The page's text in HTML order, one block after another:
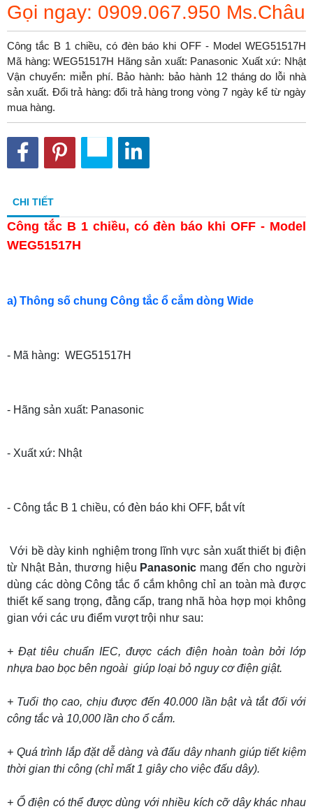
Gọi ngay: 0909.067.950 Ms.Châu
Công tắc B 1 chiều, có đèn báo khi OFF - Model WEG51517H
Mã hàng: WEG51517H Hãng sản xuất: Panasonic Xuất xứ: Nhật
Vận chuyển: miễn phí. Bảo hành: bảo hành 12 tháng do lỗi nhà
sản xuất. Đổi trả hàng: đổi trả hàng trong vòng 7 ngày kể từ ngày
mua hàng.
CHI TIẾT
Công tắc B 1 chiều, có đèn báo khi OFF - Model
WEG51517H
a) Thông số chung Công tắc ổ cắm dòng Wide
- Mã hàng: WEG51517H
- Hãng sản xuất: Panasonic
- Xuất xứ: Nhật
- Công tắc B 1 chiều, có đèn báo khi OFF, bắt vít
Với bề dày kinh nghiệm trong lĩnh vực sản xuất thiết bị điện
từ Nhật Bản, thương hiệu Panasonic mang đến cho người
dùng các dòng Công tắc ổ cắm không chỉ an toàn mà được
thiết kế sang trọng, đằng cấp, trang nhã hòa hợp mọi không
gian với các ưu điểm vượt trội như sau:
+ Đạt tiêu chuẩn IEC, được cách điện hoàn toàn bởi lớp
nhựa bao bọc bên ngoài giúp loại bỏ nguy cơ điện giật.
+ Tuổi thọ cao, chịu được đến 40.000 lần bật và tắt đối với
công tắc và 10,000 lần cho ổ cắm.
+ Quá trình lắp đặt dễ dàng và đấu dây nhanh giúp tiết kiệm
thời gian thi công (chỉ mất 1 giây cho việc đấu dây).
+ Ổ điện có thể được dùng với nhiều kích cỡ dây khác nhau